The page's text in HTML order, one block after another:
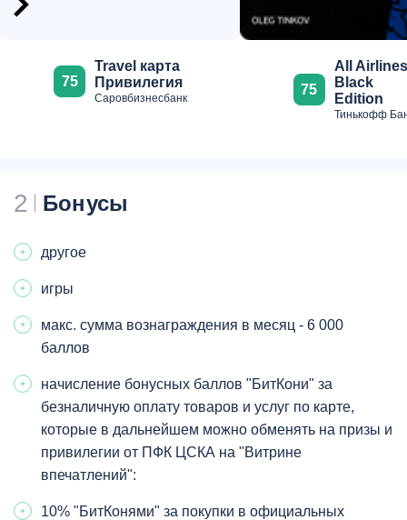
75
Travel карта
Привилегия
Саровбизнесбанк
75
All Airlines
Black
Edition
Тинькофф
2 Бонусы
другое
игры
макс. сумма вознаграждения в месяц - 6 000
баллов
начисление бонусных баллов "БитКони" за
безналичную оплату товаров и услуг по карте,
которые в дальнейшем можно обменять на призы и
привилегии от ПФК ЦСКА на "Витрине
впечатлений":
10% "БитКонями" за покупки в официальных